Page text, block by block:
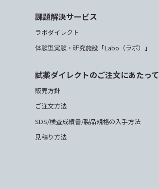
課題解決サービス
ラボダイレクト
体験型実験・研究施設「Labo（ラボ）」
試薬ダイレクトのご注文にあたって
販売方針
ご注文方法
SDS/検査成績書/製品規格の入手方法
見積り方法